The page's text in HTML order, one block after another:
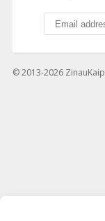
© 2013-2026